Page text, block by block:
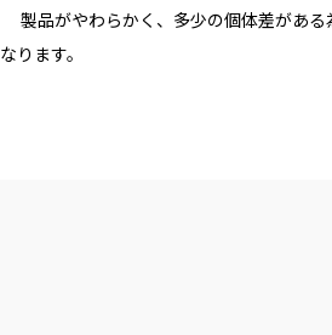
製品がやわらかく、多少の個体差がある
なります。